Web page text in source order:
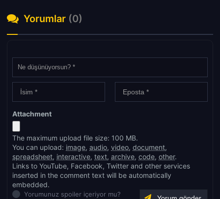
Yorumlar (0)
Attachment
The maximum upload file size: 100 MB.
You can upload: image, audio, video, document,
spreadsheet, interactive, text, archive, code, other.
Links to YouTube, Facebook, Twitter and other services
inserted in the comment text will be automatically
embedded.
Yorumunuz spoiler içeriyor mu?